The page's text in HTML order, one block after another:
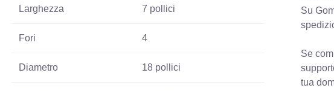
Larghezza 7 pollici
Fori 4
Diametro 18 pollici
Su
Se
tua